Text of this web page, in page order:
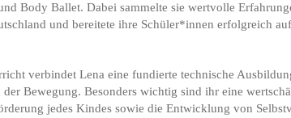
Body Ballet. Dabei sammelte sie wertvolle
und bereitete ihre Schüler*innen erfolgreich
verbindet Lena eine fundierte technische
der Bewegung. Besonders wichtig sind ihr eine
jedes Kindes sowie die Entwicklung von